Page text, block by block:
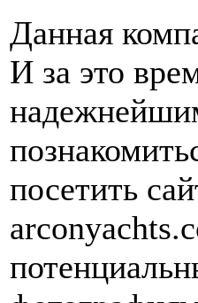
Данная
И за это
посетить